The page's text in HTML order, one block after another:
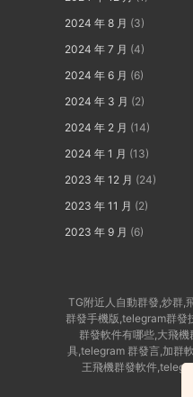
2024 年 8 月 (3)
2024 年 7 月 (4)
2024 年 6 月 (6)
2024 年 3 月 (2)
2024 年 2 月 (14)
2024 年 1 月 (13)
2023 年 12 月 (24)
2023 年 11 月 (2)
2023 年 9 月 (6)
TG附近人自動群發,炒群,
群發手機版,telegram群發
群發軟件有哪些,大飛
具,telegram 群發言,加群
王飛機群發軟件